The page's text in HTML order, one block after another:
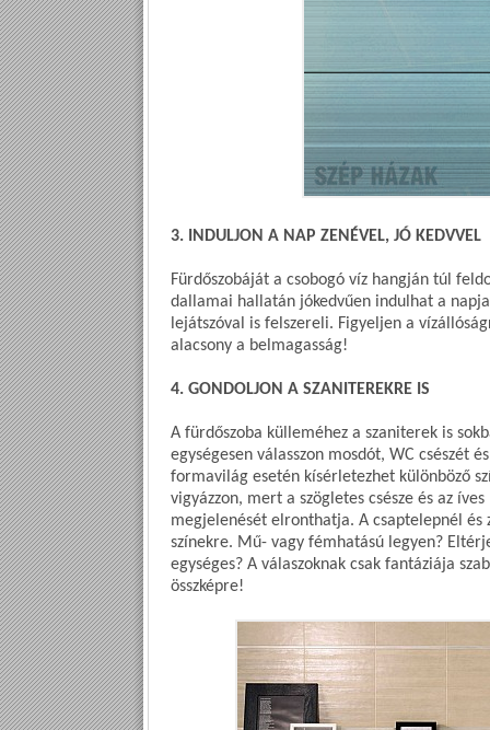
3. INDULJON A NAP ZENÉVEL, JÓ KEDVVEL
Fürdőszobáját a csobogó víz hangján túl
dallamai hallatán jókedvűen indulhat a
lejátszóval is felszereli. Figyeljen a
alacsony a belmagasság!
4. GONDOLJON A SZANITEREKRE IS
A fürdőszoba külleméhez a szaniterek is
egységesen válasszon mosdót, WC csészét
formavilág esetén kísérletezhet különböző
vigyázzon, mert a szögletes csésze és az
megjelenését elronthatja. A csaptelepnél és
színekre. Mű- vagy fémhatású legyen?
egységes? A válaszoknak csak fantáziája
összképre!